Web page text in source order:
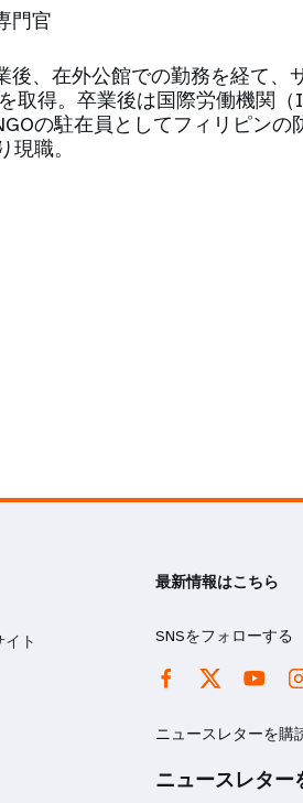
門官
後、在外公館での勤務を経て、
取得。卒業後は国際労働機関（
の駐在員としてフィリピンの
職。
ト
最新情報はこちら
SNSをフォローする
ニュースレターを購
ニュースレター